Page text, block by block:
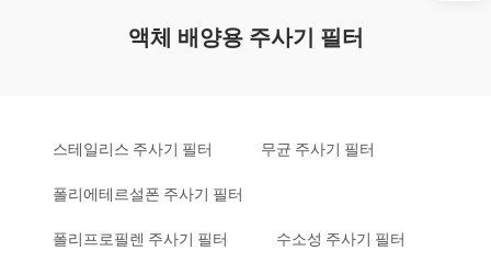
액체 배양용 주사기 필터
스테일리스 주사기 필터 무균 주사기 필터
폴리에테르설폰 주사기 필터
폴리프로필렌 주사기 필터 수소성 주사기 필터